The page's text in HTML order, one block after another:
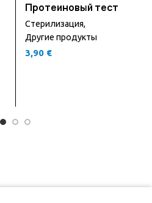
Протеиновый тест
Стерилизация,
Другие продукты
3,90 €